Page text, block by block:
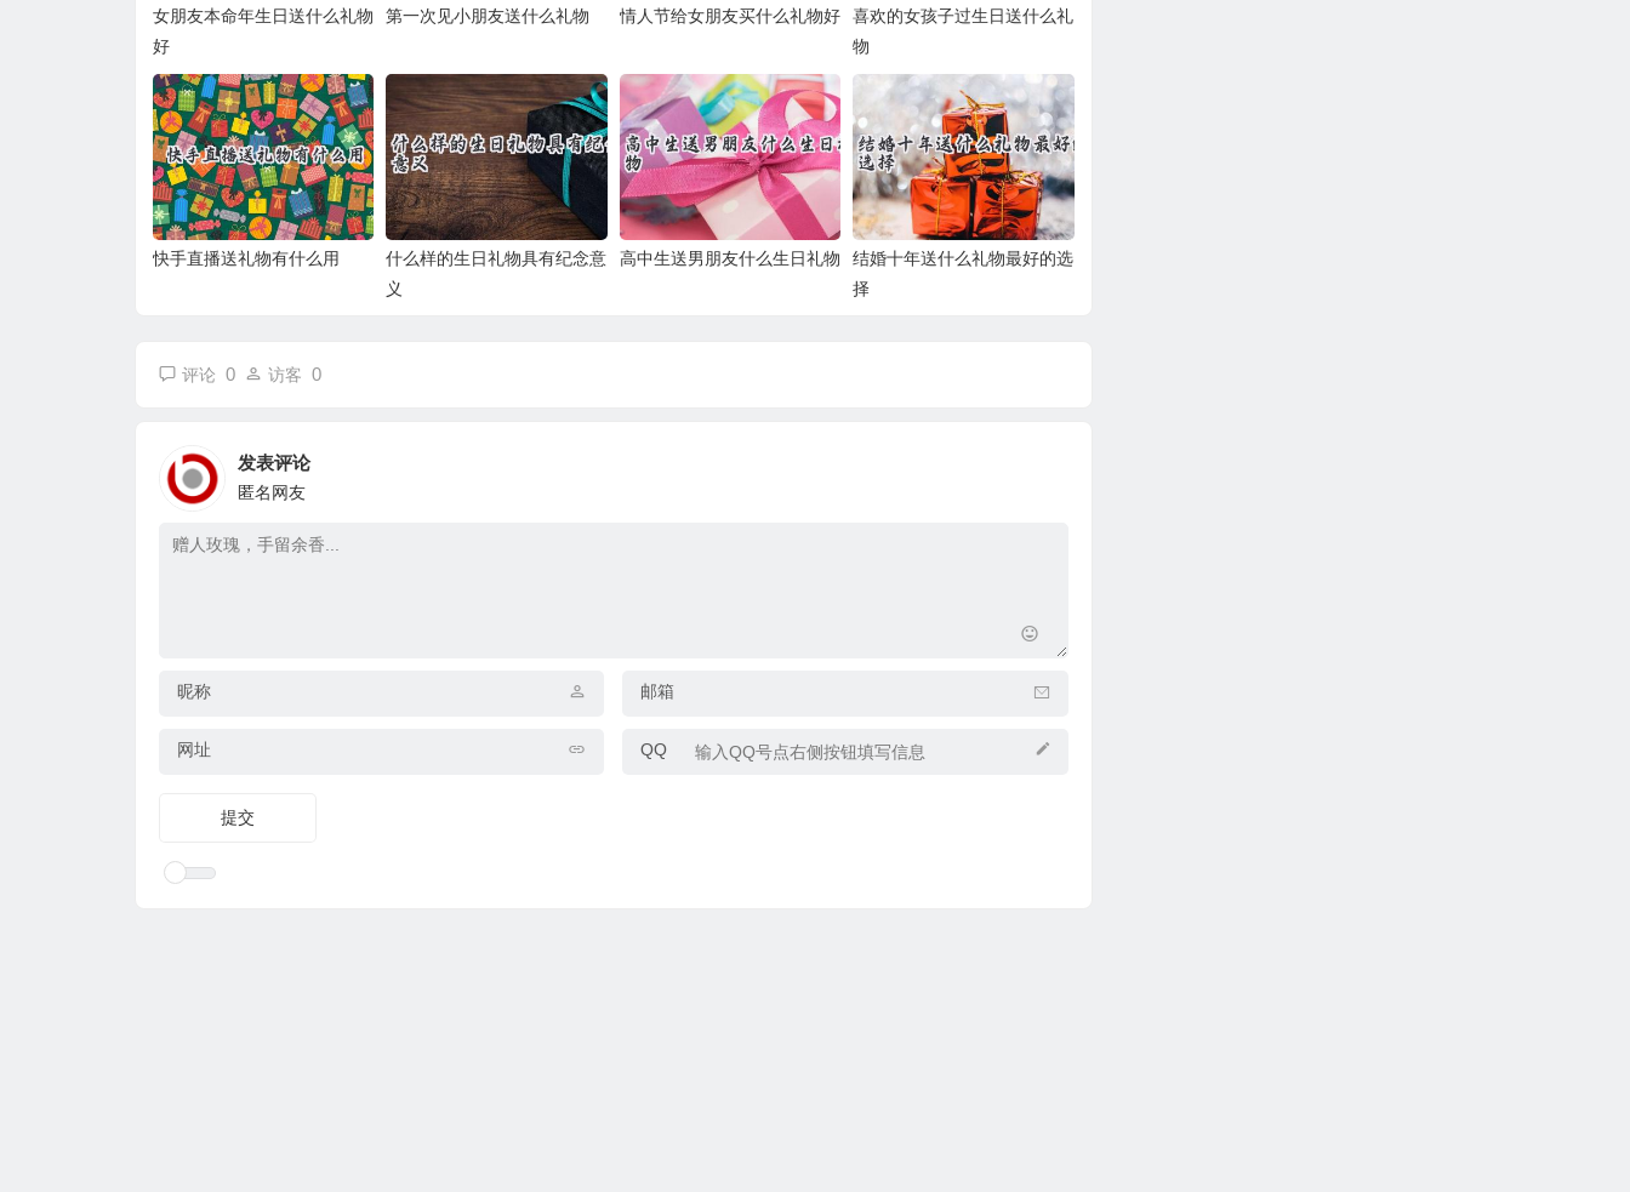
女朋友本命年生日送什么礼物
好
第一次见小朋友送什么礼物 情人节给女朋友买什么礼物好
喜欢的女孩子过生日送什么礼
物
快手直播送礼物有什么用
什么样的生日礼物具有纪念意
义
高中生送男朋友什么生日礼物
结婚十年送什么礼物最好的选
择
评论 0 访客 0
发表评论
匿名网友
昵称 邮箱
网址 QQ